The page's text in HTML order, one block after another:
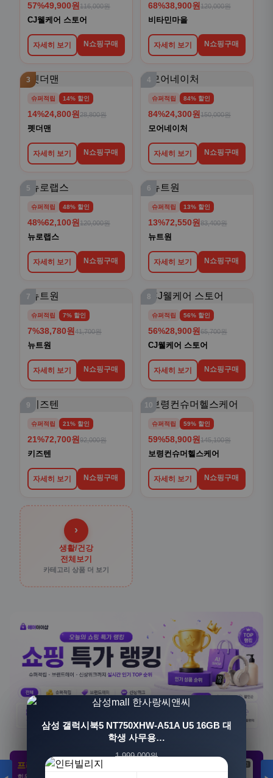
57%49,900원 116,000원
CJ웰케어 스토어
자세히 보기 N쇼핑구매
68%38,900원 120,000원
비타민마을
자세히 보기 N쇼핑구매
3
슈퍼적립 14% 할인
14%24,800원 28,800원
펫더맨
자세히 보기 N쇼핑구매
4
슈퍼적립 84% 할인
84%24,300원 150,000원
모어네이처
자세히 보기 N쇼핑구매
5
슈퍼적립 48% 할인
48%62,100원 120,000원
뉴로랩스
자세히 보기 N쇼핑구매
6
슈퍼적립 13% 할인
13%72,550원 83,400원
뉴트원
자세히 보기 N쇼핑구매
7
슈퍼적립 7% 할인
7%38,780원 41,700원
뉴트원
자세히 보기 N쇼핑구매
8
슈퍼적립 56% 할인
56%28,900원 65,700원
CJ웰케어 스토어
자세히 보기 N쇼핑구매
9
슈퍼적립 21% 할인
21%72,700원 92,000원
키즈텐
자세히 보기 N쇼핑구매
10
슈퍼적립 59% 할인
59%58,900원 145,100원
보령컨슈머헬스케어
자세히 보기 N쇼핑구매
›
생활/건강
전체보기
카테고리 상품 더 보기
프리미엄 제휴 사이트 광고
[3+1] 동국제약 마이핏 V 활성엽산 임신준비 임산
부영양 30정, 4개
100,000원
삼성 갤럭시북5 NT750XHW-A51A U5 16GB 대
학생 사무용…
1,999,000원